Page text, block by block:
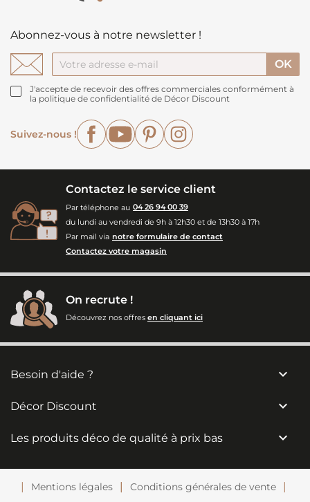
Abonnez-vous à notre newsletter !
J'accepte de recevoir des offres commerciales conformément à
la politique de confidentialité de Décor Discount
Suivez-nous !
FacebookYouTubePinterest
Contactez le service client
Par téléphone au 04 26 94 00 39
du lundi au vendredi de 9h à 12h30 et de 13h30 à 17h
Par mail via notre formulaire de contact
Contactez votre magasin
On recrute !
Découvrez nos offres en cliquant ici
Besoin d'aide ? 
Décor Discount 
Les produits déco de qualité à prix bas 
Mentions légales
Conditions générales de vente